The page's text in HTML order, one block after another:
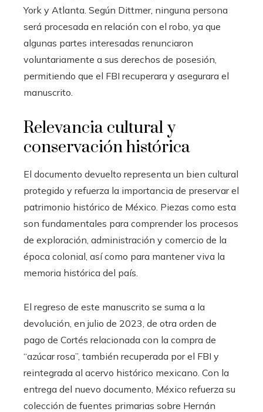
York y Atlanta. Según Dittmer, ninguna persona
será procesada en relación con el robo, ya que
algunas partes interesadas renunciaron
voluntariamente a sus derechos de posesión,
permitiendo que el FBI recuperara y asegurara el
manuscrito.
Relevancia cultural y
conservación histórica
El documento devuelto representa un bien cultural
protegido y refuerza la importancia de preservar el
patrimonio histórico de México. Piezas como esta
son fundamentales para comprender los procesos
de exploración, administración y comercio de la
época colonial, así como para mantener viva la
memoria histórica del país.
El regreso de este manuscrito se suma a la
devolución, en julio de 2023, de otra orden de
pago de Cortés relacionada con la compra de
“azúcar rosa”, también recuperada por el FBI y
reintegrada al acervo histórico mexicano. Con la
entrega del nuevo documento, México refuerza su
colección de fuentes primarias sobre Hernán